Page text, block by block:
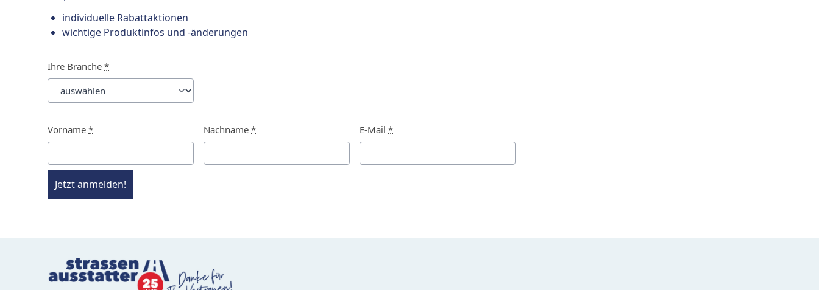
individuelle Rabattaktionen
wichtige Produktinfos und -änderungen
Ihre Branche *
Vorname * Nachname * E-Mail *
Jetzt anmelden!